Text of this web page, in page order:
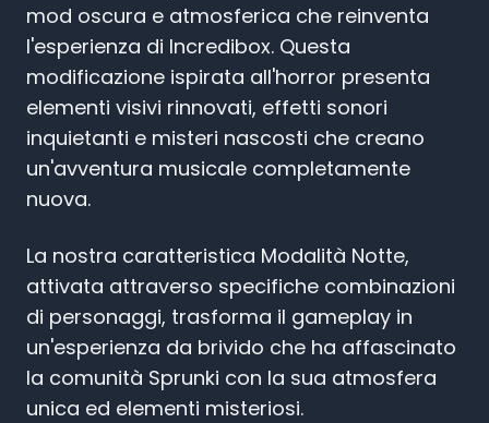
mod oscura e atmosferica che reinventa
l'esperienza di Incredibox. Questa
modificazione ispirata all'horror presenta
elementi visivi rinnovati, effetti sonori
inquietanti e misteri nascosti che creano
un'avventura musicale completamente
nuova.
La nostra caratteristica Modalità Notte,
attivata attraverso specifiche combinazioni
di personaggi, trasforma il gameplay in
un'esperienza da brivido che ha affascinato
la comunità Sprunki con la sua atmosfera
unica ed elementi misteriosi.